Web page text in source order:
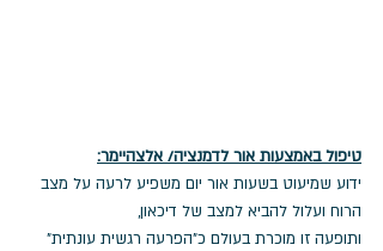
טיפול באמצעות אור לדמנציה/ אלצהיימר:
ידוע שמיעוט בשעות אור יום משפיע לרעה על מצב
הרוח ועלול להביא למצב של דיכאון,
ותופעה זו מוכרת בעולם כ"הפרעה רגשית עונתית"